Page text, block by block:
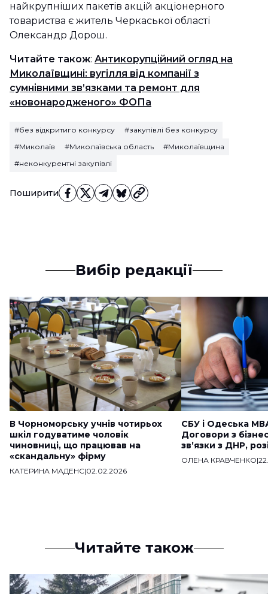
Поширити
найкрупніших пакетів акцій акціонерного
товариства є житель Черкаської області
Олександр Дорош.
Читайте також: Антикорупційний огляд на
Миколаївщині: вугілля від компанії з
сумнівними зв’язками та ремонт для
«новонародженого» ФОПа
#без відкритиго конкурсу
#закупівлі без конкурсу
#Миколаїв
#Миколаївська область
#Миколаївщина
#неконкурентні закупівлі
Вибір редакції
В Чорноморську учнів чотирьох
шкіл годуватиме чоловік
чиновниці, що працював на
«скандальну» фірму
КАТЕРИНА МАДЕНС|02.02.2026
СБУ і Одеська
Договори з
звʼязки з ДНР,
ОЛЕНА КРАВЧЕНКО|
Читайте також